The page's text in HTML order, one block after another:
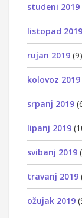
studeni 2019
listopad 2019
rujan 2019 (9)
kolovoz 2019
srpanj 2019
lipanj 2019
svibanj 2019
travanj 2019
ožujak 2019